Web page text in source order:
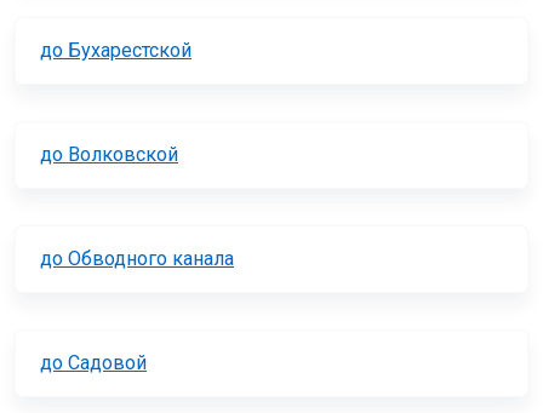
до Бухарестской
до Волковской
до Обводного канала
до Садовой